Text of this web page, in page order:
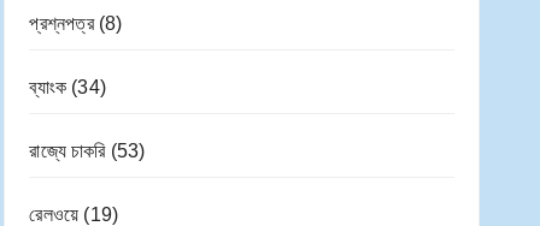
প্রশ্নপত্র(8)
ব্যাংক(34)
রাজ্যে চাকরি(53)
রেলওয়ে (19)